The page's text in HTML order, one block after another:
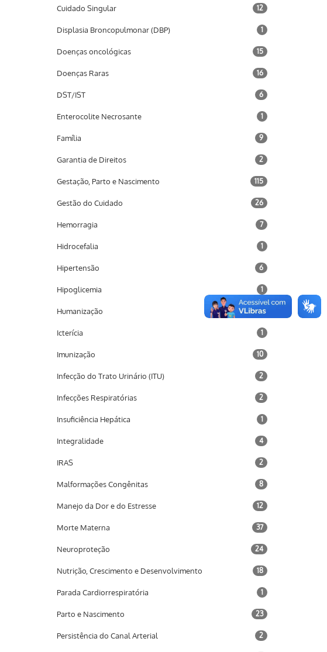
Cuidado Singular 12
Displasia Broncopulmonar (DBP) 1
Doenças oncológicas 15
Doenças Raras 16
DST/IST 6
Enterocolite Necrosante 1
Família 9
Garantia de Direitos 2
Gestação, Parto e Nascimento 115
Gestão do Cuidado 26
Hemorragia 7
Hidrocefalia 1
Hipertensão 6
Hipoglicemia 1
Humanização 2
Icterícia 1
Imunização 10
Infecção do Trato Urinário (ITU) 2
Infecções Respiratórias 2
Insuficiência Hepática 1
Integralidade 4
IRAS 2
Malformações Congênitas 8
Manejo da Dor e do Estresse 12
Morte Materna 37
Neuroproteção 24
Nutrição, Crescimento e Desenvolvimento 18
Parada Cardiorrespiratória 1
Parto e Nascimento 23
Persistência do Canal Arterial 2